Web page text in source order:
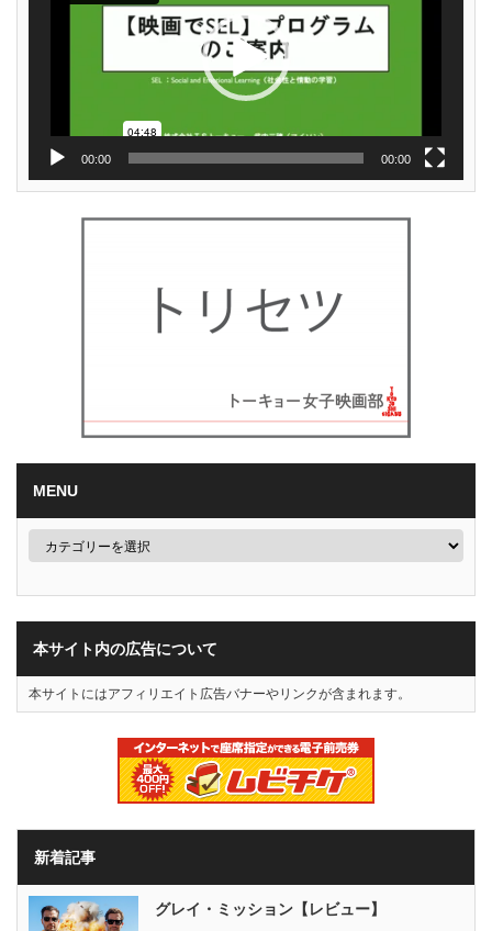
00:00 00:00
MENU
本サイト内の広告について
本サイトにはアフィリエイト広告バナーやリンクが含まれます。
新着記事
グレイ・ミッション【レビュー】